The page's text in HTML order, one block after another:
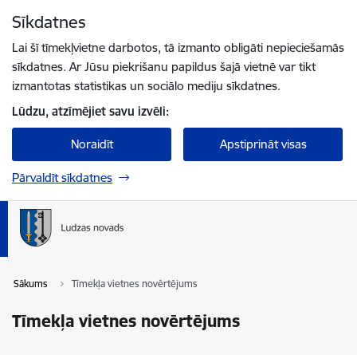
Sīkdatnes
Lai šī tīmekļvietne darbotos, tā izmanto obligāti nepieciešamās
sīkdatnes. Ar Jūsu piekrišanu papildus šajā vietnē var tikt
izmantotas statistikas un sociālo mediju sīkdatnes.
Lūdzu, atzīmējiet savu izvēli:
Noraidīt Apstiprināt visas
Pārvaldīt sīkdatnes
Sākums Tīmekļa vietnes novērtējums
Tīmekļa vietnes novērtējums